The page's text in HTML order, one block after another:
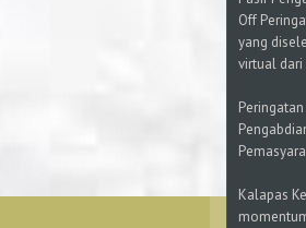
Off
yang
virtual dari
Kalapas